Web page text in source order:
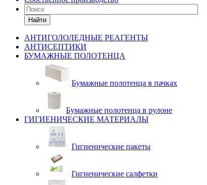
Найти
АНТИГОЛОЛЕДНЫЕ РЕАГЕНТЫ
АНТИСЕПТИКИ
БУМАЖНЫЕ ПОЛОТЕНЦА
Бумажные полотенца в пачках
Бумажные полотенца в рулоне
ГИГИЕНИЧЕСКИЕ МАТЕРИАЛЫ
Гигиенические пакеты
Гигиенические салфетки